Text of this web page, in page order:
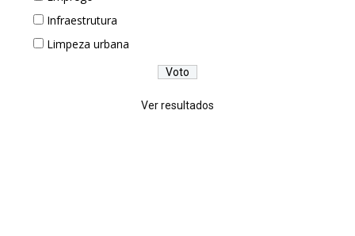
Infraestrutura
Limpeza urbana
Ver resultados